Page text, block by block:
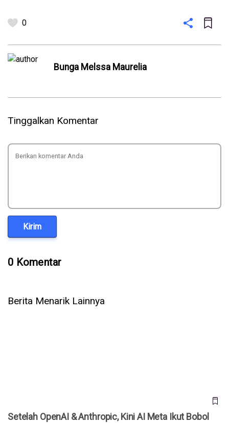
0
Bunga Melssa Maurelia
Tinggalkan Komentar
Kirim
0 Komentar
Berita Menarik Lainnya
Setelah OpenAI & Anthropic, Kini AI Meta Ikut Bobol